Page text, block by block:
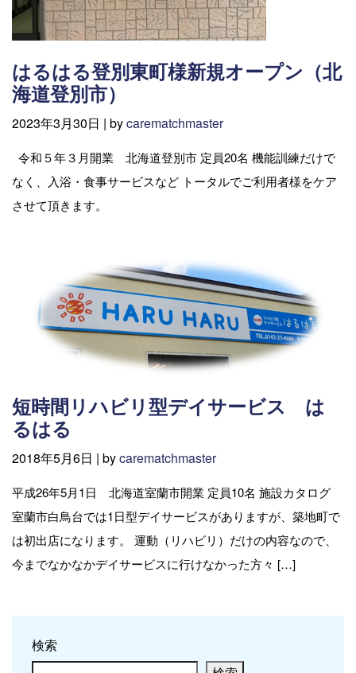
はるはる登別東町様新規オープン（北
海道登別市）
2023年3月30日 | bycarematchmaster
令和５年３月開業 北海道登別市 定員20名 機能訓練だけで
なく、入浴・食事サービスなど トータルでご利用者様をケア
させて頂きます。
短時間リハビリ型デイサービス は
るはる
2018年5月6日 | bycarematchmaster
平成26年5月1日 北海道室蘭市開業 定員10名 施設カタログ
室蘭市白鳥台では1日型デイサービスがありますが、築地町で
は初出店になります。 運動（リハビリ）だけの内容なので、
今までなかなかデイサービスに行けなかった方々 […]
検索